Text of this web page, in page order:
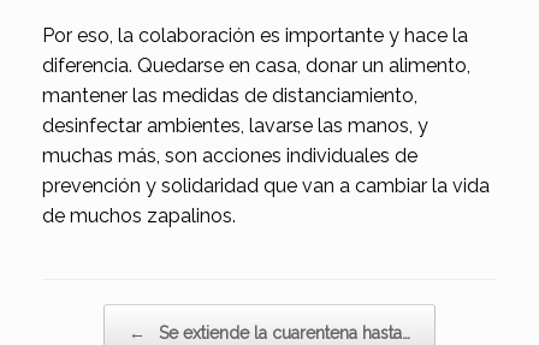
Por eso, la colaboración es importante y hace la
diferencia. Quedarse en casa, donar un alimento,
mantener las medidas de distanciamiento,
desinfectar ambientes, lavarse las manos, y
muchas más, son acciones individuales de
prevención y solidaridad que van a cambiar la vida
de muchos zapalinos.
← Se extiende la cuarentena hasta…